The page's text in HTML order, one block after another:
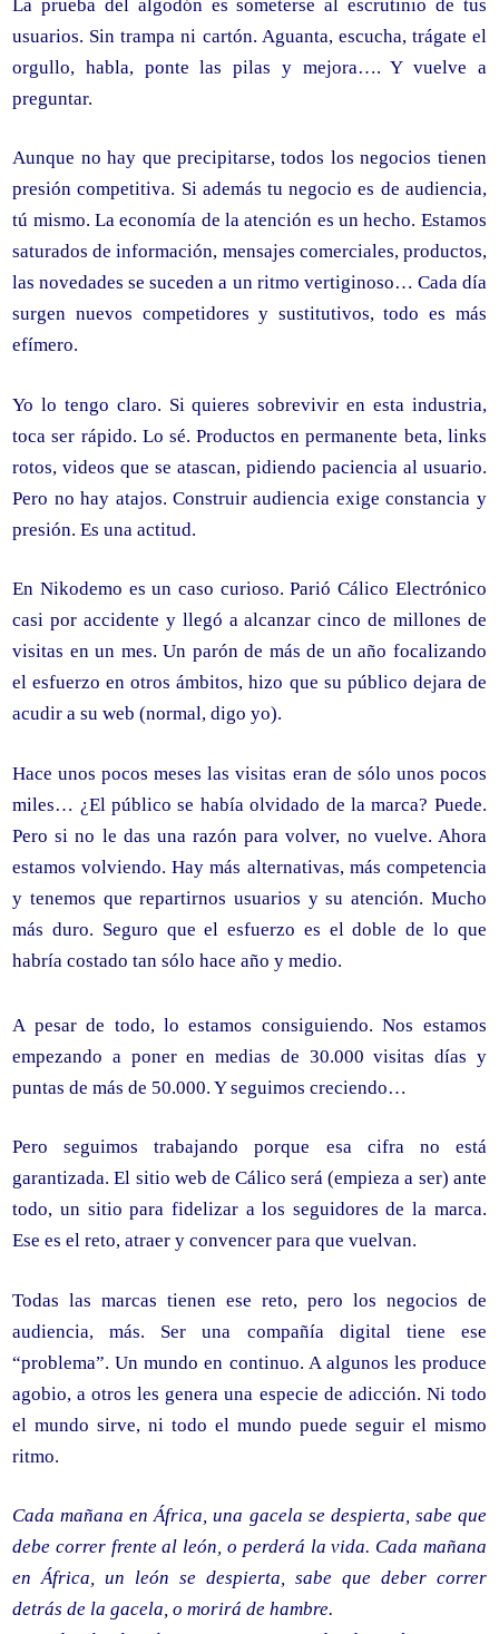
La prueba del algodón es someterse al escrutinio de tus
usuarios. Sin trampa ni cartón. Aguanta, escucha, trágate el
orgullo, habla, ponte las pilas y mejora…. Y vuelve a
preguntar.
Aunque no hay que precipitarse, todos los negocios tienen
presión competitiva. Si además tu negocio es de audiencia,
tú mismo. La economía de la atención es un hecho. Estamos
saturados de información, mensajes comerciales, productos,
las novedades se suceden a un ritmo vertiginoso… Cada día
surgen nuevos competidores y sustitutivos, todo es más
efímero.
Yo lo tengo claro. Si quieres sobrevivir en esta industria,
toca ser rápido. Lo sé. Productos en permanente beta, links
rotos, videos que se atascan, pidiendo paciencia al usuario.
Pero no hay atajos. Construir audiencia exige constancia y
presión. Es una actitud.
En Nikodemo es un caso curioso. Parió Cálico Electrónico
casi por accidente y llegó a alcanzar cinco de millones de
visitas en un mes. Un parón de más de un año focalizando
el esfuerzo en otros ámbitos, hizo que su público dejara de
acudir a su web (normal, digo yo).
Hace unos pocos meses las visitas eran de sólo unos pocos
miles… ¿El público se había olvidado de la marca? Puede.
Pero si no le das una razón para volver, no vuelve. Ahora
estamos volviendo. Hay más alternativas, más competencia
y tenemos que repartirnos usuarios y su atención. Mucho
más duro. Seguro que el esfuerzo es el doble de lo que
habría costado tan sólo hace año y medio.
A pesar de todo, lo estamos consiguiendo. Nos estamos
empezando a poner en medias de 30.000 visitas días y
puntas de más de 50.000. Y seguimos creciendo…
Pero seguimos trabajando porque esa cifra no está
garantizada. El sitio web de Cálico será (empieza a ser) ante
todo, un sitio para fidelizar a los seguidores de la marca.
Ese es el reto, atraer y convencer para que vuelvan.
Todas las marcas tienen ese reto, pero los negocios de
audiencia, más. Ser una compañía digital tiene ese
“problema”. Un mundo en continuo. A algunos les produce
agobio, a otros les genera una especie de adicción. Ni todo
el mundo sirve, ni todo el mundo puede seguir el mismo
ritmo.
Cada mañana en África, una gacela se despierta, sabe que
debe correr frente al león, o perderá la vida. Cada mañana
en África, un león se despierta, sabe que deber correr
detrás de la gacela, o morirá de hambre.